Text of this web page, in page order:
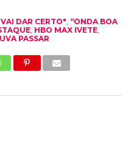
DAR CERTO" “ONDA BOA
, HBO MAX IVETE,
PASSAR